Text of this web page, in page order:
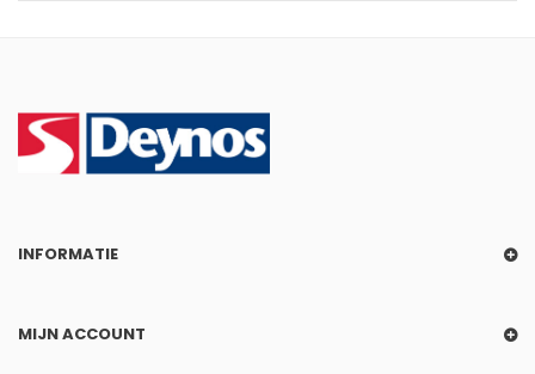
INFORMATIE
MIJN ACCOUNT